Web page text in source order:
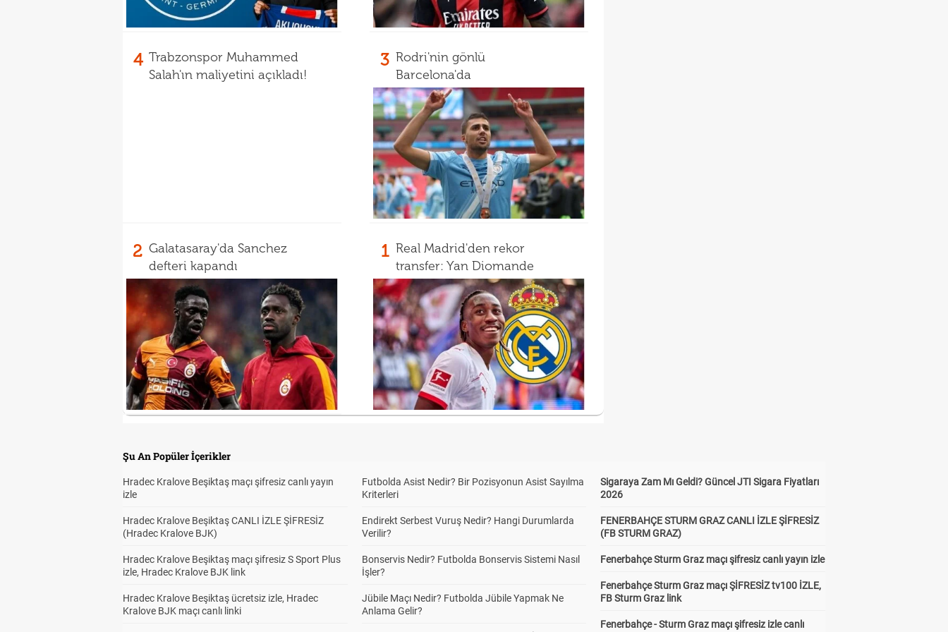
4 Trabzonspor Muhammed
Salah'ın maliyetini açıkladı!
3 Rodri'nin gönlü
Barcelona'da
2 Galatasaray'da Sanchez
defteri kapandı
1 Real Madrid'den rekor
transfer: Yan Diomande
Şu An Popüler İçerikler
Hradec Kralove Beşiktaş maçı şifresiz canlı yayın
izle
Hradec Kralove Beşiktaş CANLI İZLE ŞİFRESİZ
(Hradec Kralove BJK)
Hradec Kralove Beşiktaş maçı şifresiz S Sport Plus
izle, Hradec Kralove BJK link
Hradec Kralove Beşiktaş ücretsiz izle, Hradec
Kralove BJK maçı canlı linki
Futbolda Asist Nedir? Bir Pozisyonun Asist Sayılma
Kriterleri
Endirekt Serbest Vuruş Nedir? Hangi Durumlarda
Verilir?
Bonservis Nedir? Futbolda Bonservis Sistemi Nasıl
İşler?
Jübile Maçı Nedir? Futbolda Jübile Yapmak Ne
Anlama Gelir?
Sigaraya Zam Mı Geldi? Güncel JTI Sigara Fiyatları
2026
FENERBAHÇE STURM GRAZ CANLI İZLE ŞİFRESİZ
(FB STURM GRAZ)
Fenerbahçe Sturm Graz maçı şifresiz canlı yayın izle
Fenerbahçe Sturm Graz maçı ŞİFRESİZ tv100 İZLE,
FB Sturm Graz link
Fenerbahçe - Sturm Graz maçı şifresiz izle canlı